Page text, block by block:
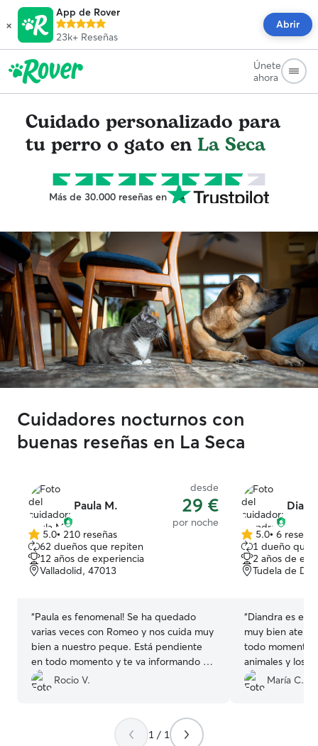
×
App de Rover
23k+ Reseñas
Abrir
Únete
ahora
Cuidado personalizado para
tu perro o gato en La Seca
Más de 30.000 reseñas en
Cuidadores nocturnos con
buenas reseñas en La Seca
Paula M.
desde
29 €
por noche
5.0
de
5
estrellas
5.0• 210 reseñas
62 dueños que repiten
12 años de experiencia
Valladolid, 47013
“Paula es fenomenal! Se ha quedado
varias veces con Romeo y nos cuida muy
bien a nuestro peque. Está pendiente
en todo momento y te va informando de
todo! Es un encanto 🤗🐶🩵
Rocio V.
5.0
de
5
estrellas
5.0• 6 reseñas
1 dueño que
2 años de
Tudela de
“Diandra es
muy bien
todo momento.
animales y los
recomiendo
María C.
1 / 1